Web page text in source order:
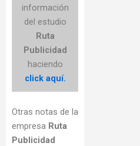
información
del estudio
Ruta
Publicidad
haciendo
click aquí.
Otras notas de la
empresa Ruta
Publicidad